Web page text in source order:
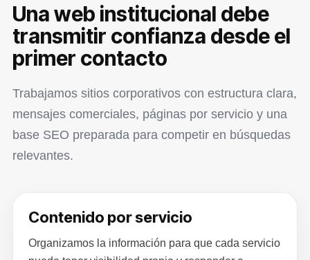
Una web institucional debe
transmitir confianza desde el
primer contacto
Trabajamos sitios corporativos con estructura clara,
mensajes comerciales, páginas por servicio y una
base SEO preparada para competir en búsquedas
relevantes.
Contenido por servicio
Organizamos la información para que cada servicio